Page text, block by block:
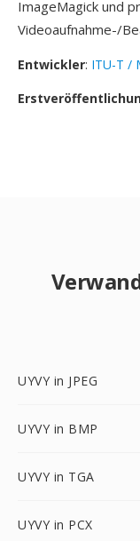
ImageMagick und
Videoaufnahme-/
Entwickler: ITU-T /
UYVY in JPEG
UYVY in BMP
UYVY in TGA
UYVY in PCX